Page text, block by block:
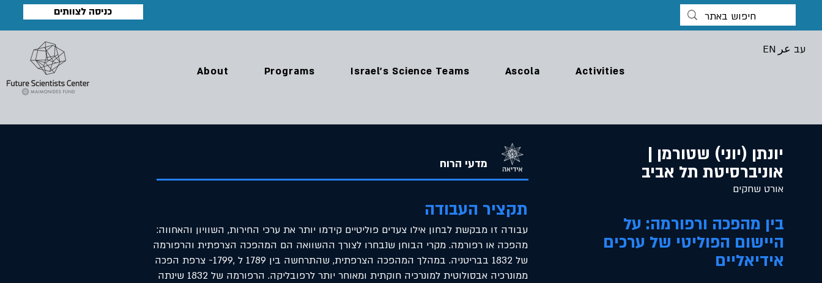
כניסה לצוותים
About Programs Israel's Science Teams Ascola Activities
EN عر עב
מדעי הרוח
תקציר העבודה
עבודה זו מבקשת לבחון אילו צעדים פוליטיים קידמו יותר את ערכי החירות, השוויון והאחווה:
מהפכה או רפורמה. מקרי הבוחן שנבחרו לצורך ההשוואה הם המהפכה הצרפתית והרפורמה
של 1832 בבריטניה. במהלך המהפכה הצרפתית, שהתרחשה בין 1789 ל ,1799- צרפת הפכה
ממונרכיה אבסולוטית למונרכיה חוקתית ומאוחר יותר לרפובליקה. הרפורמה של 1832 שינתה
יונתן (יוני) שטורמן |
אוניברסיטת תל אביב
אורט שחקים
בין מהפכה ורפורמה: על
היישום הפוליטי של ערכים
אידיאליים